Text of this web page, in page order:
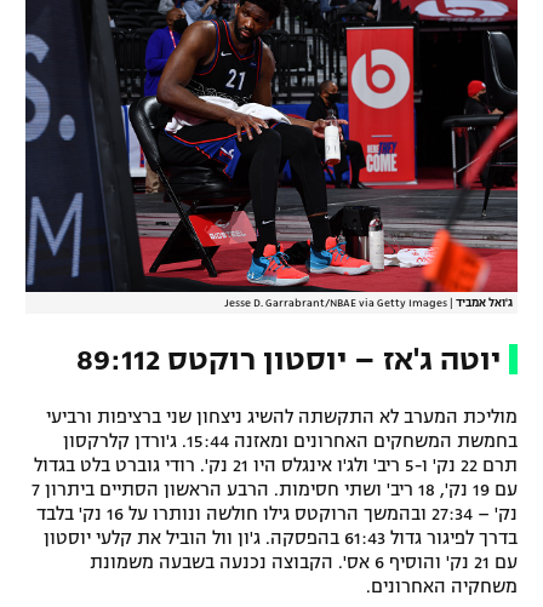
ג'ואל אמביד Jesse D. Garrabrant/NBAE via Getty Images
יוטה ג'אז – יוסטון רוקטס 89:112
מוליכת המערב לא התקשתה להשיג ניצחון שני ברציפות ורביעי
בחמשת המשחקים האחרונים ומאזנה 15:44. ג'ורדן קלרקסון
תרם 22 נק' ו-5 ריב' ולג'ו אינגלס היו 21 נק'. רודי גוברט בלט בגדול
עם 19 נק', 18 ריב' ושתי חסימות. הרבע הראשון הסתיים ביתרון 7
נק' – 27:34 ובהמשך הרוקטס גילו חולשה ונותרו על 16 נק' בלבד
בדרך לפיגור גדול 61:43 בהפסקה. ג'ון וול הוביל את קלעי יוסטון
עם 21 נק' והוסיף 6 אס'. הקבוצה נכנעה בשבעה משמונת
משחקיה האחרונים.